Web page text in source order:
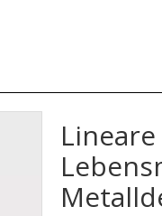
Lineare